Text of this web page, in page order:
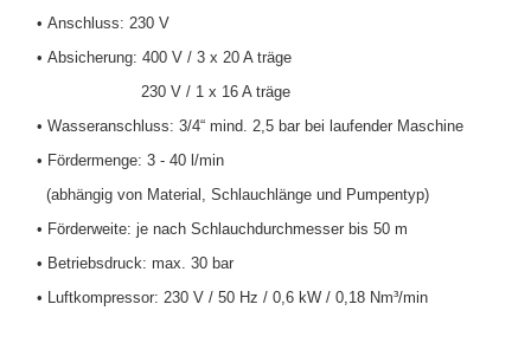
• Anschluss: 230 V
• Absicherung: 400 V / 3 x 20 A träge
230 V / 1 x 16 A träge
• Wasseranschluss: 3/4“ mind. 2,5 bar bei laufender Maschine
• Fördermenge: 3 - 40 l/min
(abhängig von Material, Schlauchlänge und Pumpentyp)
• Förderweite: je nach Schlauchdurchmesser bis 50 m
• Betriebsdruck: max. 30 bar
• Luftkompressor: 230 V / 50 Hz / 0,6 kW / 0,18 Nm³/min